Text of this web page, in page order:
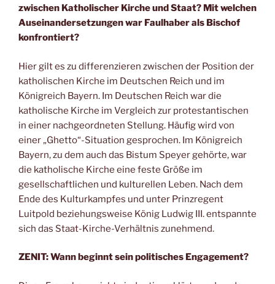
zwischen Katholischer Kirche und Staat? Mit welchen
Auseinandersetzungen war Faulhaber als Bischof
konfrontiert?
Hier gilt es zu differenzieren zwischen der Position der
katholischen Kirche im Deutschen Reich und im
Königreich Bayern. Im Deutschen Reich war die
katholische Kirche im Vergleich zur protestantischen
in einer nachgeordneten Stellung. Häufig wird von
einer „Ghetto“-Situation gesprochen. Im Königreich
Bayern, zu dem auch das Bistum Speyer gehörte, war
die katholische Kirche eine feste Größe im
gesellschaftlichen und kulturellen Leben. Nach dem
Ende des Kulturkampfes und unter Prinzregent
Luitpold beziehungsweise König Ludwig III. entspannte
sich das Staat-Kirche-Verhältnis zunehmend.
ZENIT: Wann beginnt sein politisches Engagement?